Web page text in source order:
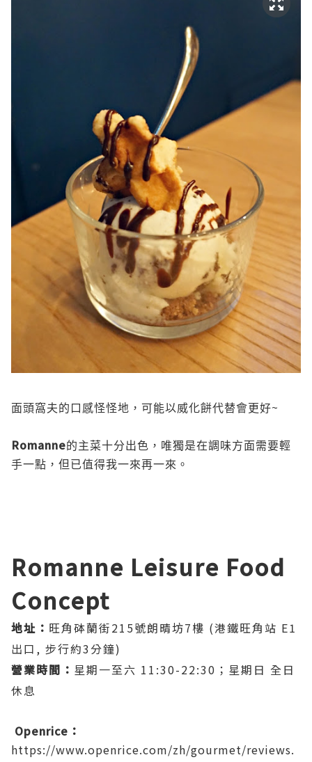
面頭窩夫的口感怪怪地，可能以威化餅代替會更好~
Romanne的主菜十分出色，唯獨是在調味方面需要輕
手一點，但已值得我一來再一來。
Romanne Leisure Food
Concept
地址： 旺角砵蘭街215號朗晴坊7樓 (港鐵旺角站 E1
出口, 步行約3分鐘)
營業時間： 星期一至六 11:30-22:30；星期日 全日
休息
Openrice：
https://www.openrice.com/zh/gourmet/reviews.